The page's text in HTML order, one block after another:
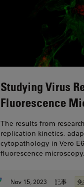
Studying Virus
Fluorescence
The results from
replication kinetics,
cytopathology in Vero
fluorescence
Nov 15, 2023 記事